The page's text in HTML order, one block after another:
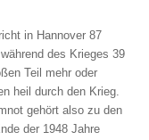
in Hannover 87
des Krieges 39
Teil mehr oder
heil durch den Krieg.
gehört also zu den
der 1948 Jahre